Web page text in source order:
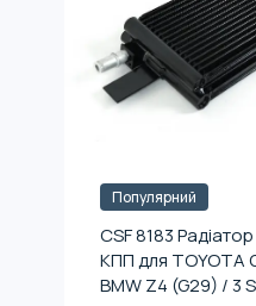
Популярний
CSF 8183
КПП для TOYOTA
BMW Z4 (G29) / 3